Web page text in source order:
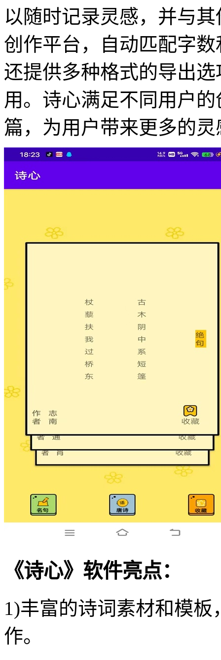
以随时记录灵感，并与
创作平台，自动匹配字
还提供多种格式的导出
用。诗心满足不同用户
篇，为用户带来更多的
《诗心》软件亮点：
1)丰富的诗词素材和模
作。